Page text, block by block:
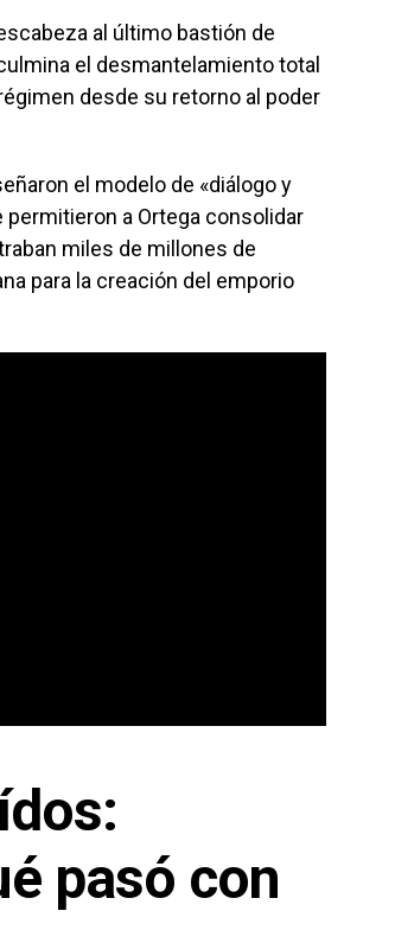
al último bastión de
el desmantelamiento total
desde su retorno al poder
el modelo de «diálogo y
a Ortega consolidar
miles de millones de
para la creación del emporio
pasó con